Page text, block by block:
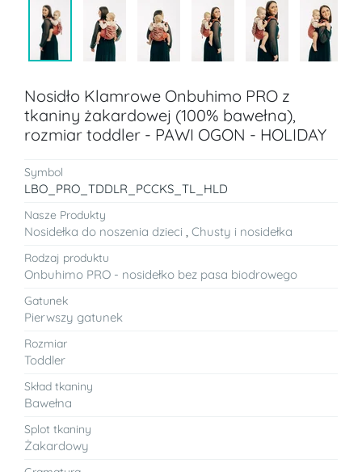
Nosidło Klamrowe Onbuhimo PRO z
tkaniny żakardowej (100% bawełna),
rozmiar toddler - PAWI OGON - HOLIDAY
Symbol
LBO_PRO_TDDLR_PCCKS_TL_HLD
Nasze Produkty
Nosidełka do noszenia dzieci Chusty i nosidełka
Rodzaj produktu
Onbuhimo PRO - nosidełko bez pasa biodrowego
Gatunek
Pierwszy gatunek
Rozmiar
Toddler
Skład tkaniny
Bawełna
Splot tkaniny
Żakardowy